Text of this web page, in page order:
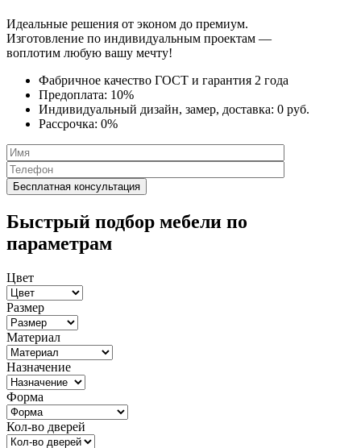
Идеальные решения от эконом до премиум.
Изготовление по индивидуальным проектам —
воплотим любую вашу мечту!
Фабричное качество ГОСТ и гарантия 2 года
Предоплата: 10%
Индивидуальный дизайн, замер, доставка: 0 руб.
Рассрочка: 0%
Быстрый подбор мебели по
параметрам
Цвет
Размер
Материал
Назначение
Форма
Кол-во дверей